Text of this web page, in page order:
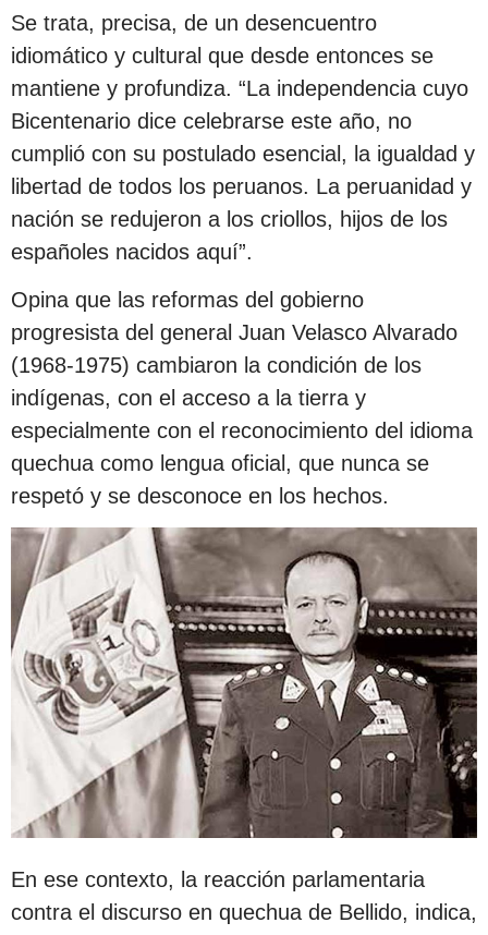
Se trata, precisa, de un desencuentro
idiomático y cultural que desde entonces se
mantiene y profundiza. “La independencia cuyo
Bicentenario dice celebrarse este año, no
cumplió con su postulado esencial, la igualdad y
libertad de todos los peruanos. La peruanidad y
nación se redujeron a los criollos, hijos de los
españoles nacidos aquí”.
Opina que las reformas del gobierno
progresista del general Juan Velasco Alvarado
(1968-1975) cambiaron la condición de los
indígenas, con el acceso a la tierra y
especialmente con el reconocimiento del idioma
quechua como lengua oficial, que nunca se
respetó y se desconoce en los hechos.
En ese contexto, la reacción parlamentaria
contra el discurso en quechua de Bellido, indica,